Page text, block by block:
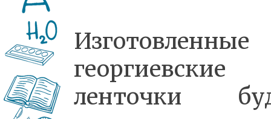
Изготовленные
георгиевские
ленточки